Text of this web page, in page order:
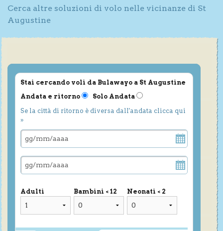
Cerca altre soluzioni di volo nelle vicinanze di St
Augustine
Stai cercando voli da Bulawayo a St Augustine
Andata e ritorno
Solo Andata
Se la città di ritorno è diversa dall'andata clicca qui
»
Adulti Bambini < 12 Neonati < 2